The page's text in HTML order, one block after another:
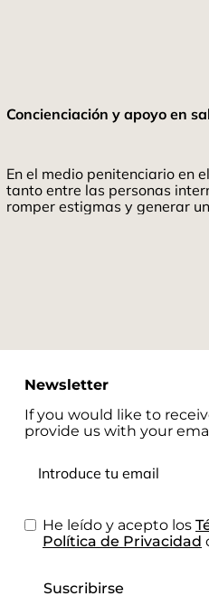
Concienciación y apoyo en
En el medio penitenciario en
tanto entre las personas
romper estigmas y generar
Newsletter
If you would like to
provide us with your
He leído y acepto los
Política de Privacidad
Suscribirse